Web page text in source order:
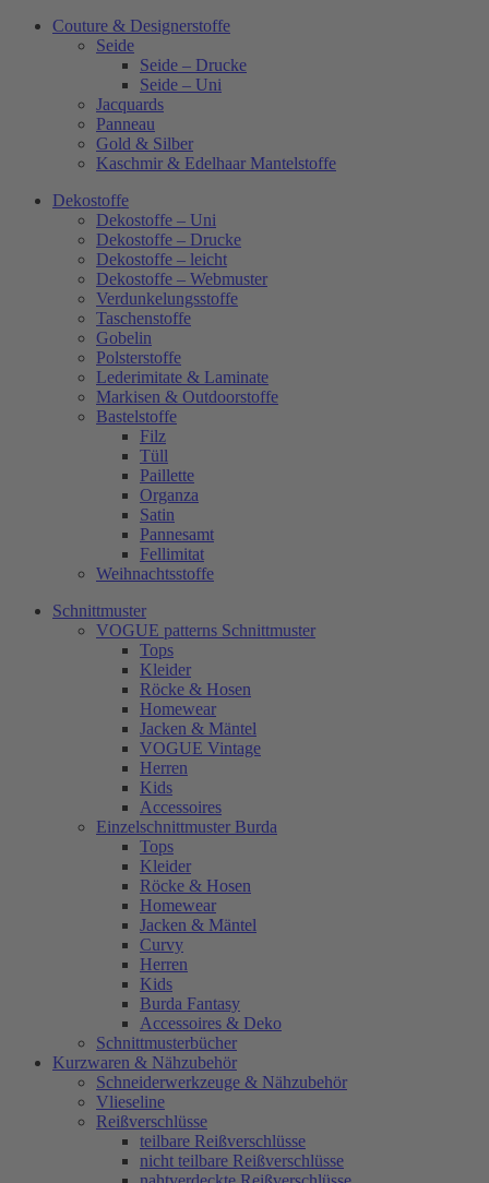
Couture & Designerstoffe
Seide
Seide – Drucke
Seide – Uni
Jacquards
Panneau
Gold & Silber
Kaschmir & Edelhaar Mantelstoffe
Dekostoffe
Dekostoffe – Uni
Dekostoffe – Drucke
Dekostoffe – leicht
Dekostoffe – Webmuster
Verdunkelungsstoffe
Taschenstoffe
Gobelin
Polsterstoffe
Lederimitate & Laminate
Markisen & Outdoorstoffe
Bastelstoffe
Filz
Tüll
Paillette
Organza
Satin
Pannesamt
Fellimitat
Weihnachtsstoffe
Schnittmuster
VOGUE patterns Schnittmuster
Tops
Kleider
Röcke & Hosen
Homewear
Jacken & Mäntel
VOGUE Vintage
Herren
Kids
Accessoires
Einzelschnittmuster Burda
Tops
Kleider
Röcke & Hosen
Homewear
Jacken & Mäntel
Curvy
Herren
Kids
Burda Fantasy
Accessoires & Deko
Schnittmusterbücher
Kurzwaren & Nähzubehör
Schneiderwerkzeuge & Nähzubehör
Vlieseline
Reißverschlüsse
teilbare Reißverschlüsse
nicht teilbare Reißverschlüsse